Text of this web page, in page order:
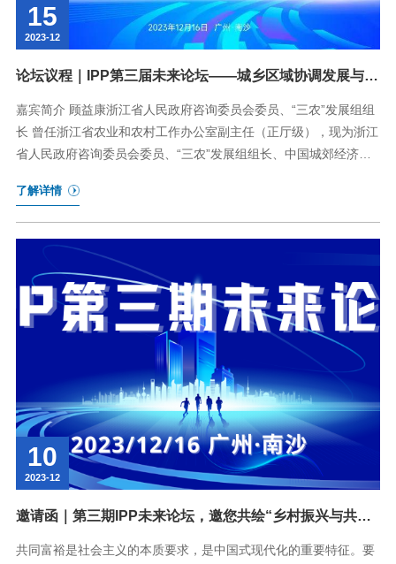
15
2023-12
论坛议程｜IPP第三届未来论坛——城乡区域协调发展与共
嘉宾简介 顾益康浙江省人民政府咨询委员会委员、“三农”发展组组
长 曾任浙江省农业和农村工作办公室副主任（正厅级），现为浙江
省人民政府咨询委员会委员、“三农”发展组组长、中国城郊经济研
了解详情
10
2023-12
邀请函｜第三期IPP未来论坛，邀您共绘“乡村振兴与共同
共同富裕是社会主义的本质要求，是中国式现代化的重要特征。要